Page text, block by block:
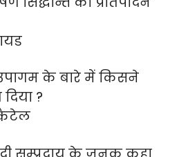
के बारे में किसने
?
कैटेल